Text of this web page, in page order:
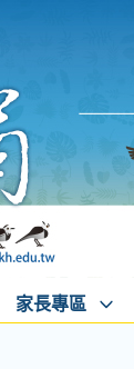
家長專區